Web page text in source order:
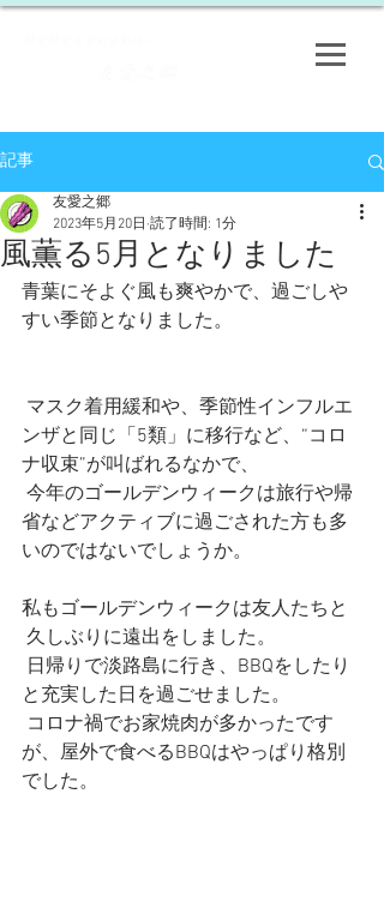
記事
風薫る5月となりました
友愛之郷
2023年5月20日 読了時間: 1分
青葉にそよぐ風も爽やかで、過ごしや
すい季節となりました。
ンザと同じ「5類」に移行など、“コロ
ナ収束”が叫ばれるなかで、
省などアクティブに過ごされた方も多
いのではないでしょうか。
私もゴールデンウィークは友人たちと
久しぶりに遠出をしました。
と充実した日を過ごせました。
が、屋外で食べるBBQはやっぱり格別
でした。